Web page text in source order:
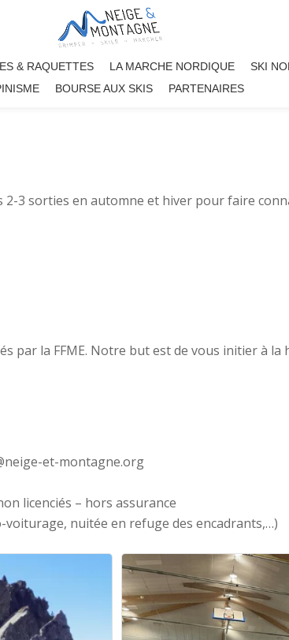
& RAQUETTES LA MARCHE NORDIQUE SKI
BOURSE AUX SKIS PARTENAIRES
3 sorties en automne et hiver pour faire
par la FFME. Notre but est de vous initier à
et-montagne.org
licenciés – hors assurance
nuitée en refuge des encadrants,…)